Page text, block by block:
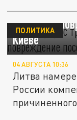
Delfi: Будрис
России за
Киеве
ПОЛИТИКА
04 АВГУСТА 10:36
Литва
России